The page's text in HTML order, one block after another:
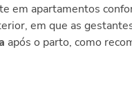
em apartamentos
em que as
após o parto, como